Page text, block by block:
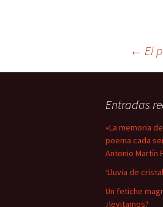
Navegación
entradas
← El
Entradas
«La memoria
poema cada
Antonio Martín
‘Lluvia de
Un fetiche
¿levitamos?